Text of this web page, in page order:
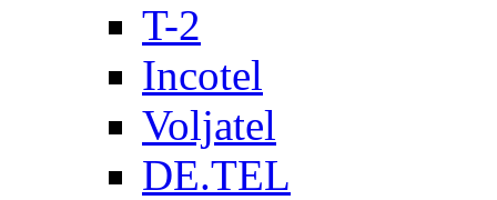
T-2
Incotel
Voljatel
DE.TEL